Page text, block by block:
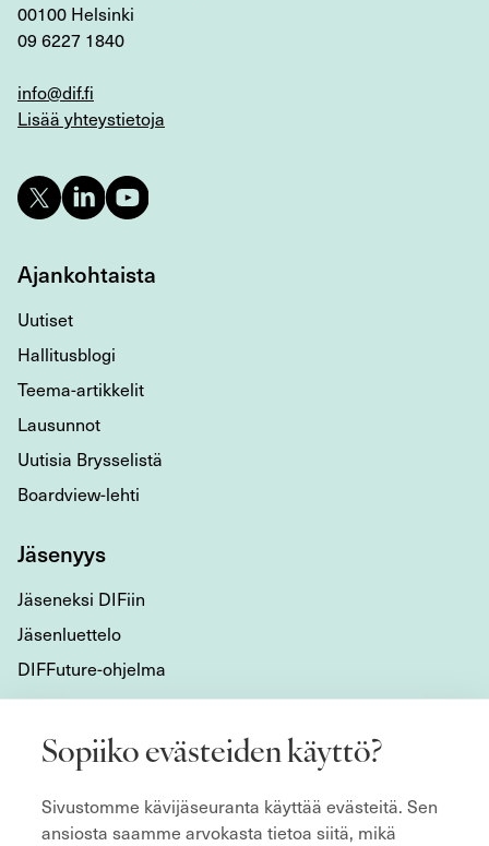
Sopiiko evästeiden käyttö?
Sivustomme kävijäseuranta käyttää evästeitä. Sen
ansiosta saamme arvokasta tietoa siitä, mikä
00100 Helsinki
09 6227 1840
info@dif.fi
Lisää yhteystietoja
Ajankohtaista
Uutiset
Hallitusblogi
Teema-artikkelit
Lausunnot
Uutisia Brysselistä
Boardview-lehti
Jäsenyys
Jäseneksi DIFiin
Jäsenluettelo
DIFFuture-ohjelma
Mikä DIF on?
Organisaatio